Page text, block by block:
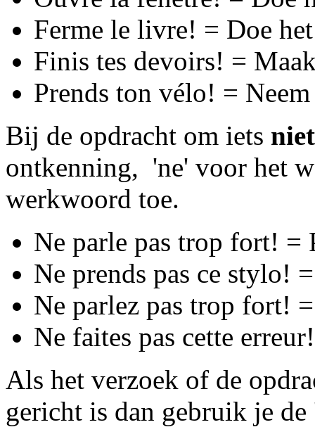
Ferme le livre! = Doe
Finis tes devoirs! =
Prends ton vélo! =
Bij de opdracht om iets niet
ontkenning, 'ne' voor het
werkwoord toe.
Ne parle pas trop fort! =
Ne prends pas ce stylo!
Ne parlez pas trop fort!
Ne faites pas cette
Als het verzoek of de
gericht is dan gebruik je